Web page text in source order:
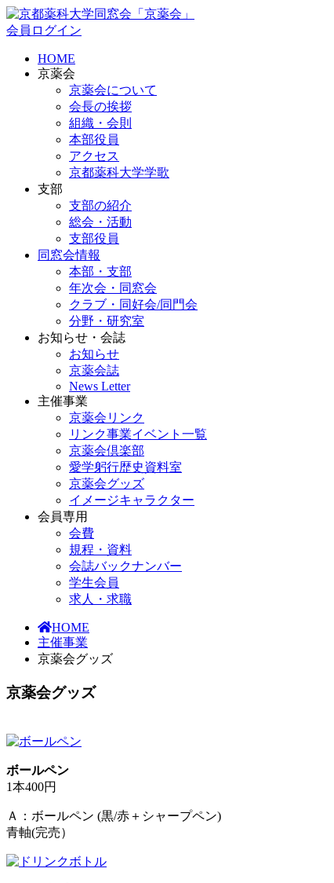
会員ログイン
HOME
京薬会
京薬会について
会長の挨拶
組織・会則
本部役員
アクセス
京都薬科大学学歌
支部
支部の紹介
総会・活動
支部役員
同窓会情報
本部・支部
年次会・同窓会
クラブ・同好会/同門会
分野・研究室
お知らせ・会誌
お知らせ
京薬会誌
News Letter
主催事業
京薬会リンク
リンク事業イベント一覧
京薬会倶楽部
愛学躬行歴史資料室
京薬会グッズ
イメージキャラクター
会員専用
会費
規程・資料
会誌バックナンバー
学生会員
求人・求職
HOME
主催事業
京薬会グッズ
京薬会グッズ
ボールペン
1本400円
Ａ：ボールペン (黒/赤＋シャープペン)
青軸(完売）